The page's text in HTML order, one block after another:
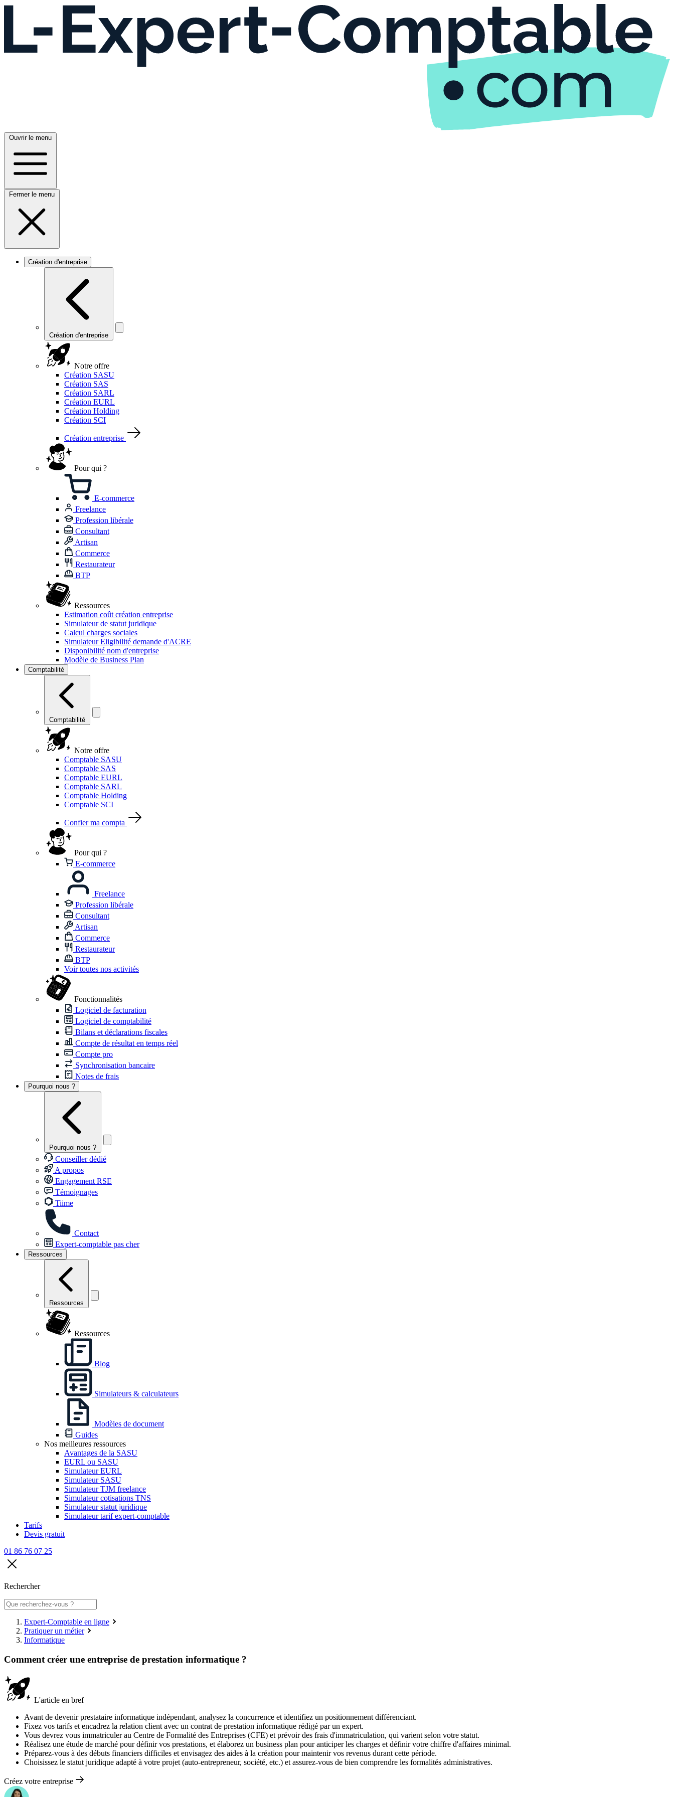
Ouvrir le menu
Fermer le menu
Création d'entreprise
Création d'entreprise
Notre offre
Création SASU
Création SAS
Création SARL
Création EURL
Création Holding
Création SCI
Création entreprise
Pour qui ?
E-commerce
Freelance
Profession libérale
Consultant
Artisan
Commerce
Restaurateur
BTP
Ressources
Estimation coût création entreprise
Simulateur de statut juridique
Calcul charges sociales
Simulateur Eligibilité demande d'ACRE
Disponibilité nom d'entreprise
Modèle de Business Plan
Comptabilité
Comptabilité
Notre offre
Comptable SASU
Comptable SAS
Comptable EURL
Comptable SARL
Comptable Holding
Comptable SCI
Confier ma compta
Pour qui ?
E-commerce
Freelance
Profession libérale
Consultant
Artisan
Commerce
Restaurateur
BTP
Voir toutes nos activités
Fonctionnalités
Logiciel de facturation
Logiciel de comptabilité
Bilans et déclarations fiscales
Compte de résultat en temps réel
Compte pro
Synchronisation bancaire
Notes de frais
Pourquoi nous ?
Pourquoi nous ?
Conseiller dédié
A propos
Engagement RSE
Témoignages
Tiime
Contact
Expert-comptable pas cher
Ressources
Ressources
Ressources
Blog
Simulateurs & calculateurs
Modèles de document
Guides
Nos meilleures ressources
Avantages de la SASU
EURL ou SASU
Simulateur EURL
Simulateur SASU
Simulateur TJM freelance
Simulateur cotisations TNS
Simulateur statut juridique
Simulateur tarif expert-comptable
Tarifs
Devis gratuit
01 86 76 07 25
Rechercher
Expert-Comptable en ligne
Pratiquer un métier
Informatique
Comment créer une entreprise de prestation informatique ?
L'article en bref
Avant de devenir prestataire informatique indépendant, analysez la concurrence et identifiez un positionnement différenciant.
Fixez vos tarifs et encadrez la relation client avec un contrat de prestation informatique rédigé par un expert.
Vous devrez vous immatriculer au Centre de Formalité des Entreprises (CFE) et prévoir des frais d'immatriculation, qui varient selon votre statut.
Réalisez une étude de marché pour définir vos prestations, et élaborez un business plan pour anticiper les charges et définir votre chiffre d'affaires minimal.
Préparez-vous à des débuts financiers difficiles et envisagez des aides à la création pour maintenir vos revenus durant cette période.
Choisissez le statut juridique adapté à votre projet (auto-entrepreneur, société, etc.) et assurez-vous de bien comprendre les formalités administratives.
Créez votre entreprise